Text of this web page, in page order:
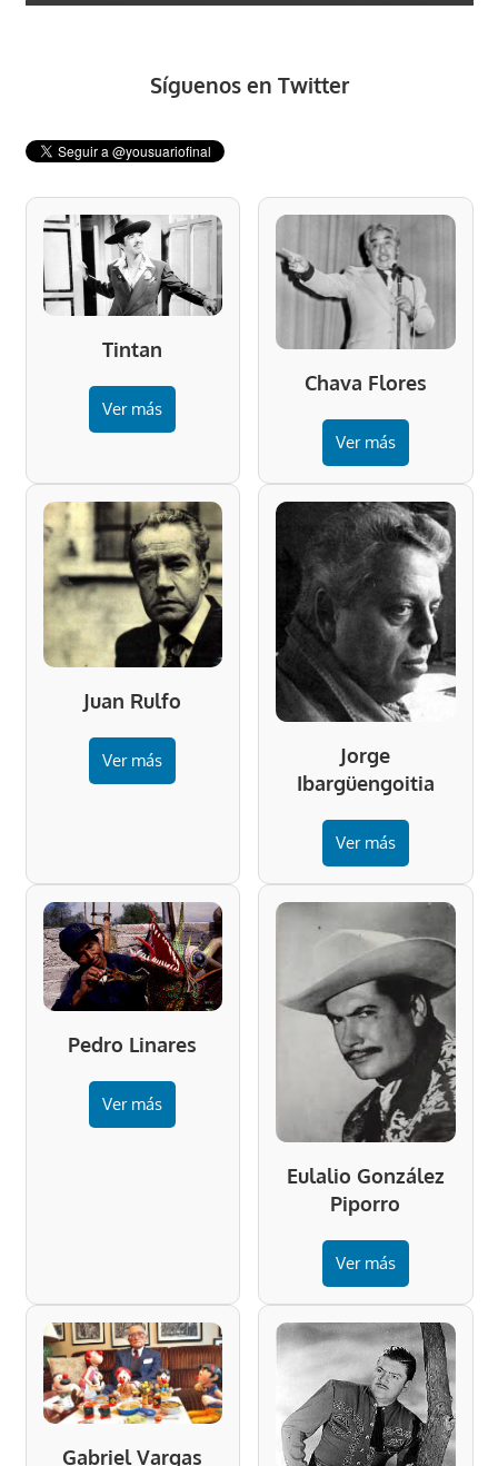
Síguenos en Twitter
Tintan
Ver más
Chava Flores
Ver más
Juan Rulfo
Ver más
Jorge
Ibargüengoitia
Ver más
Pedro Linares
Ver más
Eulalio González
Piporro
Ver más
Gabriel Vargas